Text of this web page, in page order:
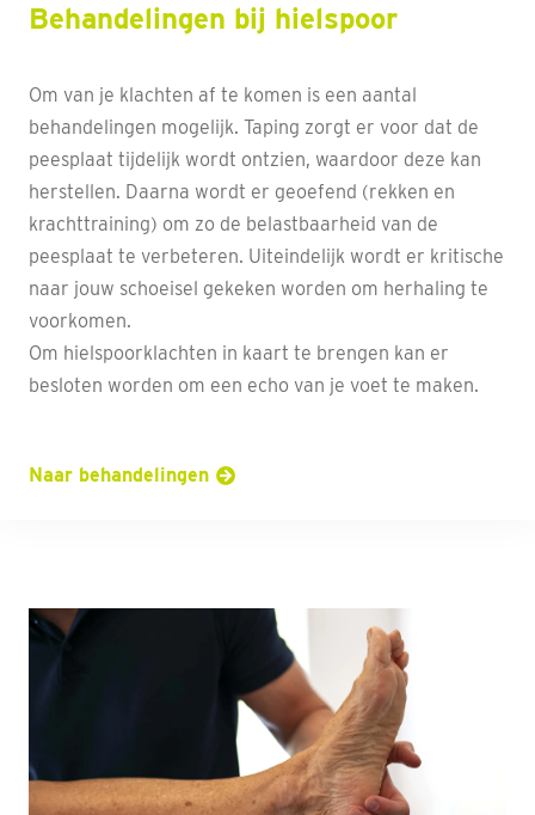
Behandelingen bij hielspoor
Om van je klachten af te komen is een aantal
behandelingen mogelijk. Taping zorgt er voor dat de
peesplaat tijdelijk wordt ontzien, waardoor deze kan
herstellen. Daarna wordt er geoefend (rekken en
krachttraining) om zo de belastbaarheid van de
peesplaat te verbeteren. Uiteindelijk wordt er kritische
naar jouw schoeisel gekeken worden om herhaling te
voorkomen.
Om hielspoorklachten in kaart te brengen kan er
besloten worden om een echo van je voet te maken.
Naar behandelingen